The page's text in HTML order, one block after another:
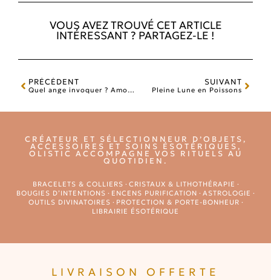
VOUS AVEZ TROUVÉ CET ARTICLE
INTÉRESSANT ? PARTAGEZ-LE !
PRÉCÉDENT
Quel ange invoquer ? Amour, sérénité, guérison, courage
SUIVANT
Pleine Lune en Poissons
CRÉATEUR ET SÉLECTIONNEUR D’OBJETS,
ACCESSOIRES ET SOINS ÉSOTÉRIQUES,
OLISTIC ACCOMPAGNE VOS RITUELS AU
QUOTIDIEN.
BRACELETS & COLLIERS · CRISTAUX & LITHOTHÉRAPIE ·
BOUGIES D’INTENTIONS · ENCENS PURIFICATION · ASTROLOGIE ·
OUTILS DIVINATOIRES · PROTECTION & PORTE-BONHEUR ·
LIBRAIRIE ÉSOTÉRIQUE
LIVRAISON OFFERTE